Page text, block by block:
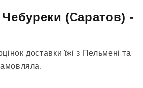
(Саратов) -
доставки їжі з Пельмені та